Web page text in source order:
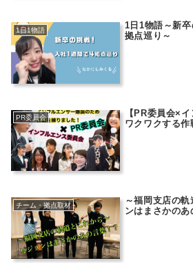
1日1物語
1日1物語～新
拠点巡り～
PR委員会
【PR委員会×
ワクワクする作
チーム・拠点取材
～福岡支店の
ンはまさかのあ